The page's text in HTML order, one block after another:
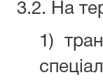
3.2. На
1)